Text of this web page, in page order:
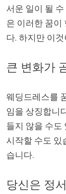
서운 일이 될
은 이러한 꿈이
다. 하지만 이
큰 변화가
웨딩드레스를
임을 상징합니
들지 않을 수도
시작할 수도 있
습니다.
당신은 정